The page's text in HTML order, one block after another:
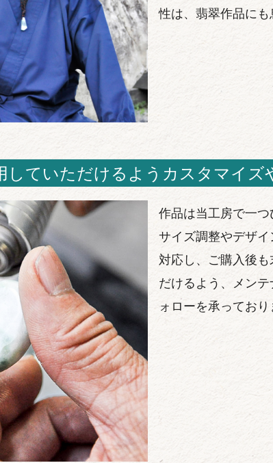
性は、翡翠作品にも
していただけるようカスタマイズ
作品は当工房で一つ
サイズ調整やデザ
対応し、ご購入後
だけるよう、メン
ォローを承っており